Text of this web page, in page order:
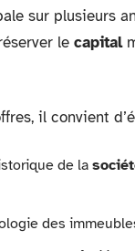
sur plusieurs
le capital
il convient
de la
des